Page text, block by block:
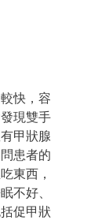
快，容
現雙手
甲狀腺
患者的
東西，
不好、
促甲狀